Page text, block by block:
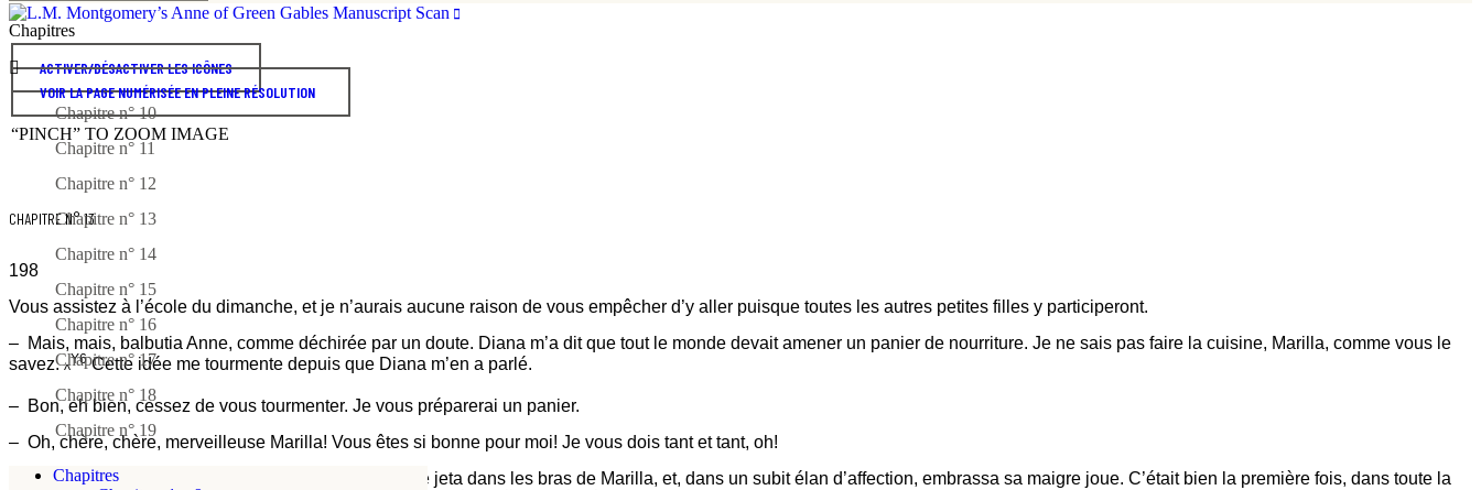
Chapitres
Chapitre n° 10
Chapitre n° 11
Chapitre n° 12
Chapitre n° 13
Chapitre n° 14
Chapitre n° 15
Chapitre n° 16
Chapitre n° 17
Chapitre n° 18
Chapitre n° 19
Chapitres
ACTIVER/DÉSACTIVER LES ICÔNES
VOIR LA PAGE NUMÉRISÉE EN PLEINE RÉSOLUTION
“PINCH” TO ZOOM IMAGE
CHAPITRE N° 13
198
Vous assistez à l’école du dimanche, et je n’aurais aucune raison de vous empêcher d’y aller puisque toutes les autres petites filles y participeront.
– Mais, mais, balbutia Anne, comme déchirée par un doute. Diana m’a dit que tout le monde devait amener un panier de nourriture. Je ne sais pas faire la cuisine, Marilla, comme vous le
savez.^
Y6Cette idée me tourmente depuis que Diana m’en a parlé.
– Bon, eh bien, cessez de vous tourmenter. Je vous préparerai un panier.
– Oh, chère, chère, merveilleuse Marilla! Vous êtes si bonne pour moi! Je vous dois tant et tant, oh!
Une fois qu’elle eut terminé avec ses « Oh! », Anne se jeta dans les bras de Marilla, et, dans un subit élan d’affection, embrassa sa maigre joue. C’était bien la première fois, dans toute la